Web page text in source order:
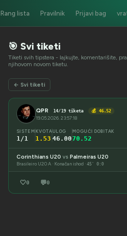
Rang lista Pravilnik Prijavi bag
🎯 Svi tiketi
Tiketi svih tipstera - lajkujte, komentarišite,
njihovom novom tiketu.
← Svi tiketi
QPR 14/19 tiketa 💰 46.52
19.05.2026. 23:57:18
SISTEM
1/1
KVOTA
1.53
ULOG
46.00
MOGUĆI DOBITAK
70.52
Corinthians U20 vs Palmeiras U20
Brasileiro U20 A · Konačan ishod ·45' 0:0
🤍0 💬0